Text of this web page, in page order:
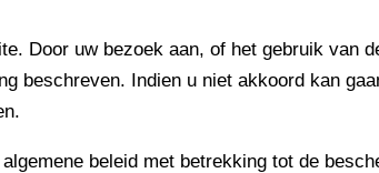
Door uw bezoek aan, of het gebruik van
beschreven. Indien u niet akkoord kan
beleid met betrekking tot de